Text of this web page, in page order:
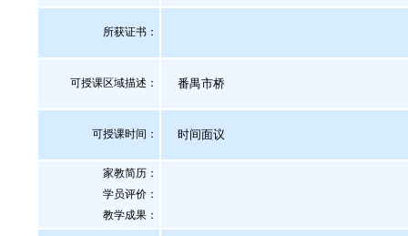
所获证书 ：
可授课区域描述： 番禺市桥
可授课时间： 时间面议
家教简历：
学员评价：
教学成果：